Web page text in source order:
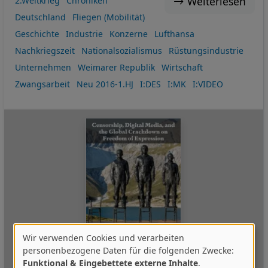
Deutschland
Fliegen (Mobilität)
Geschichte
Industrie Konzerne
Lufthansa
Nachkriegszeit
Nationalsozialismus
Rüstungsindustrie
Unternehmen
Weimarer Republik
Wirtschaft
Zwangsarbeit
Neu 2016-1.HJ I:DES I:MK I:VIDEO
Verwendung
Wir verwenden Cookies und verarbeiten
personenbezogene Daten für die folgenden Zwecke:
Funktional & Eingebettete externe Inhalte.